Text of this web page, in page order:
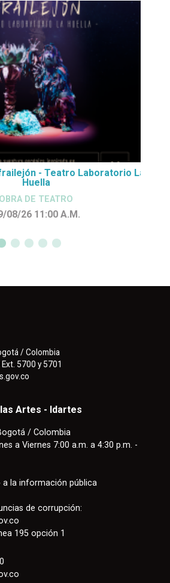
- Teatro Laboratorio La
Huella
OBRA DE TEATRO
08/26 11:00 A.M.
/ Colombia
5700 y 5701
Artes - Idartes
/ Colombia
a Viernes 7:00 a.m. a 4:30 p.m. -
a la información pública
de corrupción:
195 opción 1